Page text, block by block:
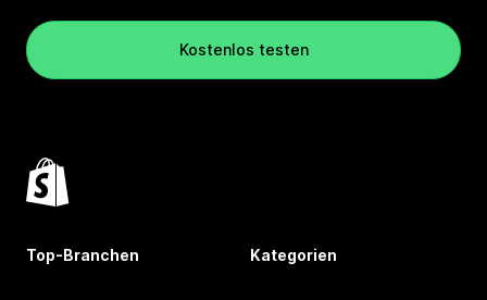
Kostenlos testen
Top-Branchen Kategorien